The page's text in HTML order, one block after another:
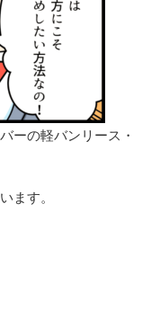
ーの軽バンリース・
ます。